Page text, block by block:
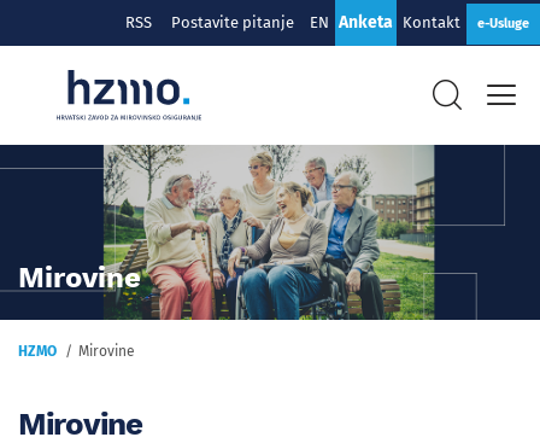
RSS Postavite pitanje EN Anketa Kontakt e-Usluge
Mirovine
HZMO Mirovine
Mirovine